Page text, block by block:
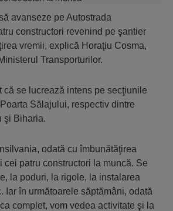
avanseze pe Autostrada
constructori revenind pe şantier
vremii, explică Horaţiu Cosma,
Transporturilor.
că se lucrează intens pe secţiunile
Sălajului, respectiv dintre
şi Biharia.
odată cu îmbunătăţirea
cei patru constructori la muncă. Se
la poduri, la rigole, la instalarea
Iar în următoarele săptămâni, odată
complet, vom vedea activitate şi la